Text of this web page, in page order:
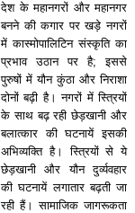
देश के महानगरों और महानगर
बनने की कगार पर खड़े नगरों
में कास्मोपालिटिन संस्कृति का
प्रभाव उठान पर है; इससे
पुरुषों में यौन कुंठा और निराशा
दोनों बढ़ी है। नगरों में स्त्रियों
के साथ बढ़ रही छेड़खानी और
बलात्कार की घटनायें इसकी
अभिव्यक्ति है। स्त्रियों से ये
छेड़खानी और यौन दुर्व्यवहार
की घटनायें लगातार बढ़ती जा
रही हैं। सामाजिक जागरूकता